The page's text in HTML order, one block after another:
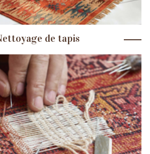
de tapis